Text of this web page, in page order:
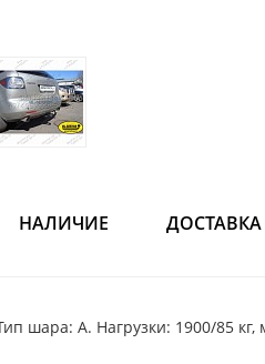
НАЛИЧИЕ ДОСТАВКА
шара: A. Нагрузки: 1900/85 кг,